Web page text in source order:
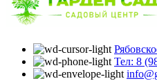
Тел: 8